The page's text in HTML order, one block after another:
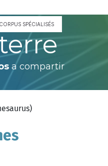
CORPUS SPÉCIALISÉS
a compartir